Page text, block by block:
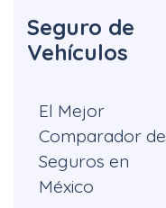
Seguro de
Vehículos
El Mejor
Comparador de
Seguros en
México